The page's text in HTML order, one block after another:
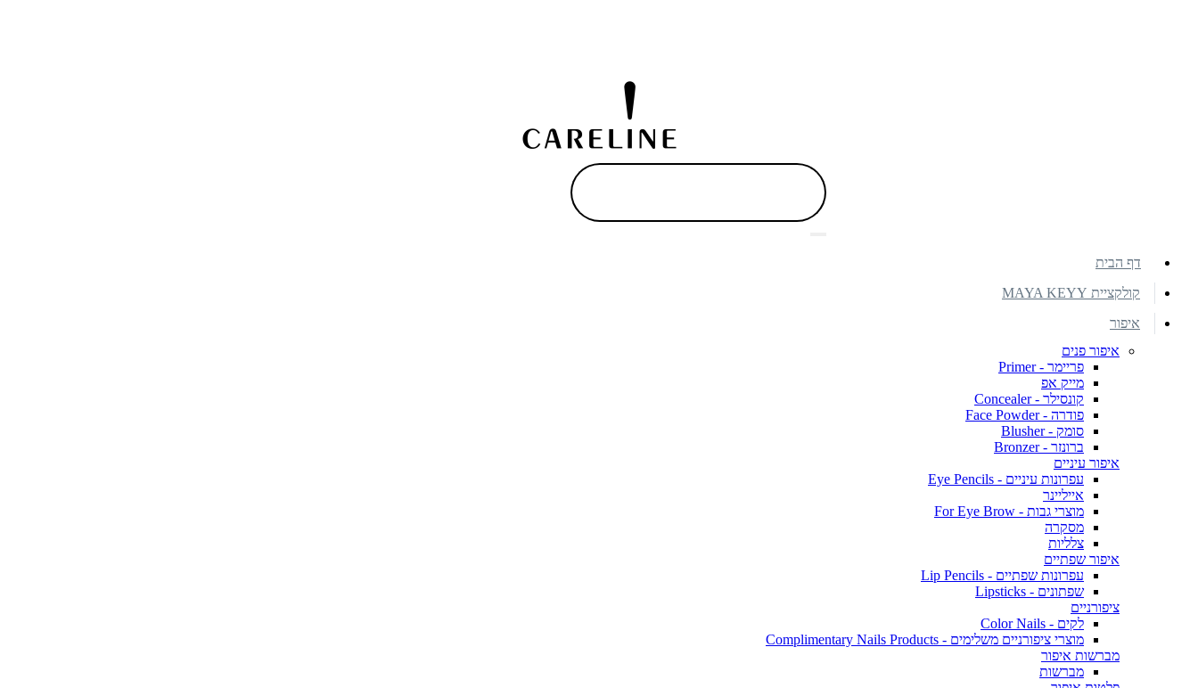
דף הבית
קולקציית MAYA KEYY
איפור
איפור פנים
פריימר - Primer
מייק אפ
קונסילר - Concealer
פודרה - Face Powder
סומק - Blusher
ברונזר - Bronzer
איפור עיניים
עפרונות עיניים - Eye Pencils
אייליינר
מוצרי גבות - For Eye Brow
מסקרה
צלליות
איפור שפתיים
עפרונות שפתיים - Lip Pencils
שפתונים - Lipsticks
ציפורניים
לקים - Color Nails
מוצרי ציפורניים משלימים - Complimentary Nails Products
מברשות איפור
מברשות